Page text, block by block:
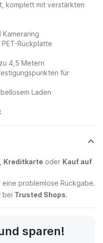
komplett mit verstärkten
Rückplatte
4,5 Metern
für
Laden
Kreditkarteoder Kauf auf
problemlose Rückgabe.
bei Trusted Shops.
sparen!